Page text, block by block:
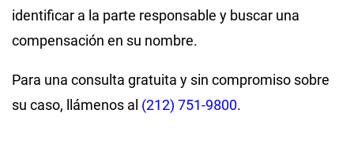
identificar a la parte responsable y buscar una
compensación en su nombre.
Para una consulta gratuita y sin compromiso sobre
su caso, llámenos al (212) 751-9800.